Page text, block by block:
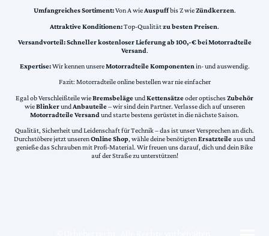
Umfangreiches Sortiment:Von A wieAuspuffbis Z wieZündkerzen.
Attraktive Konditionen:Top-Qualitätzu besten Preisen.
Versandvorteil:Schneller kostenloser Lieferung ab 100,-€ bei Motorradteile
Versand.
Expertise:Wir kennen unsereMotorradteile Komponentenin- und auswendig.
Fazit: Motorradteile online bestellen war nie einfacher
Egal ob Verschleißteile wieBremsbelägeundKettensätzeoder optischesZubehör
wieBlinkerundAnbauteile– wir sind dein Partner. Verlasse dich auf unseren
Motorradteile Versand und starte bestens gerüstet in die nächste Saison.
Qualität, Sicherheit und Leidenschaft für Technik – das ist unser Versprechen an dich.
Durchstöbere jetzt unserenOnline Shop, wähle deine benötigtenErsatzteileaus und
genieße das Schrauben mit Profi-Material. Wir freuen uns darauf, dich und dein Bike
auf der Straße zu unterstützen!